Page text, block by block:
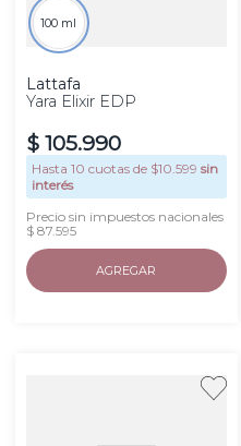
100 ml
Lattafa
Yara Elixir EDP
$ 105.990
Hasta 10 cuotas de $10.599 sin
interés
Precio sin impuestos nacionales
$ 87.595
AGREGAR